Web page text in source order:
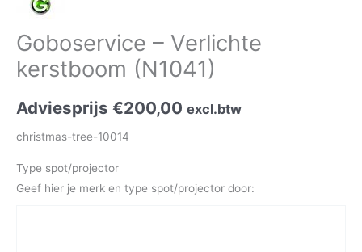
Goboservice – Verlichte
kerstboom (N1041)
Adviesprijs €200,00 excl.btw
christmas-tree-10014
Type spot/projector
Geef hier je merk en type spot/projector door: